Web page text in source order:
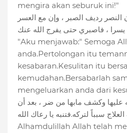
mengira akan seburuk ini!"
النصر رديف الصبر ، وإن مع العسر
"Aku menjawab:" Semoga
anda.Pertolongan itu
kesabaran.Kesulitan itu
kemudahan.Bersabarlah
mengeluarkan anda dari
عليها وكشف مابها من ضر ، بعد أن
Alhamdulillah Allah telah